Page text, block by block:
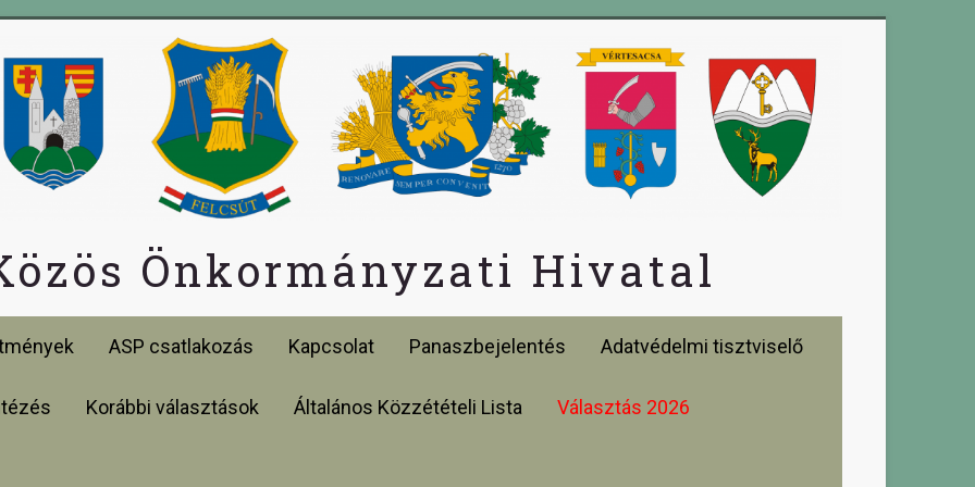
Önkormányzati Hivatal
ASP csatlakozás Kapcsolat Panaszbejelentés Adatvédelmi tisztviselő
Korábbi választások Általános Közzétételi Lista Választás 2026